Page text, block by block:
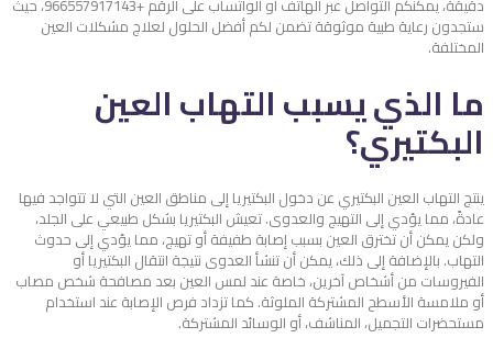
دقيقة، يمكنكم التواصل عبر الهاتف أو الواتساب على الرقم +966557917143، حيث
ستجدون رعاية طبية موثوقة تضمن لكم أفضل الحلول لعلاج مشكلات العين
المختلفة.
ما الذي يسبب التهاب العين
البكتيري؟
ينتج التهاب العين البكتيري عن دخول البكتيريا إلى مناطق العين التي لا تتواجد فيها
عادةً، مما يؤدي إلى التهيج والعدوى. تعيش البكتيريا بشكل طبيعي على الجلد،
ولكن يمكن أن تخترق العين بسبب إصابة طفيفة أو تهيج، مما يؤدي إلى حدوث
التهاب. بالإضافة إلى ذلك، يمكن أن تنشأ العدوى نتيجة انتقال البكتيريا أو
الفيروسات من أشخاص آخرين، خاصة عند لمس العين بعد مصافحة شخص مصاب
أو ملامسة الأسطح المشتركة الملوثة. كما تزداد فرص الإصابة عند استخدام
مستحضرات التجميل، المناشف، أو الوسائد المشتركة.